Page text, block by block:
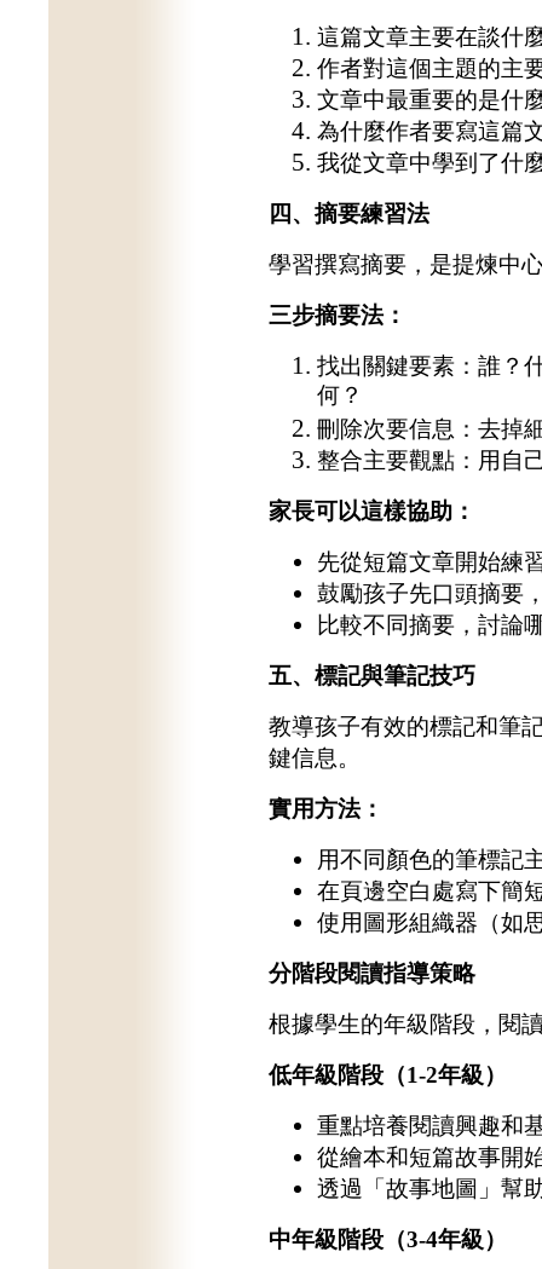
這篇文章主要在談什
作者對這個主題的主
文章中最重要的是什
為什麼作者要寫這篇
我從文章中學到了什
四、摘要練習法
學習撰寫摘要，是提煉中
三步摘要法：
找出關鍵要素：誰？
何？
刪除次要信息：去掉
整合主要觀點：用自
家長可以這樣協助：
先從短篇文章開始練
鼓勵孩子先口頭摘要
比較不同摘要，討論
五、標記與筆記技巧
教導孩子有效的標記和筆
鍵信息。
實用方法：
用不同顏色的筆標記
在頁邊空白處寫下簡
使用圖形組織器（如
分階段閱讀指導策略
根據學生的年級階段，閱
低年級階段（1-2年級）
重點培養閱讀興趣和
從繪本和短篇故事開
透過「故事地圖」幫
中年級階段（3-4年級）